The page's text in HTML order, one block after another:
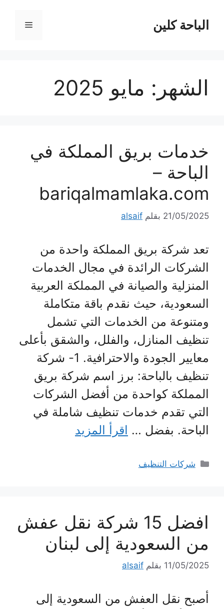
المحتوىالباحة كلين القائمة
الشهر: مايو 2025
خدمات بريق المملكة في
الباحة –
bariqalmamlaka.com
21/05/2025 بقلم alsaif
تعد شركة بريق المملكة واحدة من
الشركات الرائدة في مجال الخدمات
المنزلية والصيانة في المملكة العربية
السعودية، حيث نقدم باقة متكاملة
ومتنوعة من الخدمات التي تشمل
تنظيف المنازل، والفلل، والشقق بأعلى
معايير الجودة والاحترافية. 1- شركة
تنظيف بالباحة: برز اسم شركة بريق
المملكة كواحدة من أفضل الشركات
التي تقدم خدمات تنظيف شاملة في
الباحة. بفضل … اقرأ المزيد
التصنيفات
شركات التنظيف
افضل 15 شركة نقل عفش
من السعودية إلى لبنان
11/05/2025 بقلم alsaif
أصبح نقل العفش من السعودية إلى